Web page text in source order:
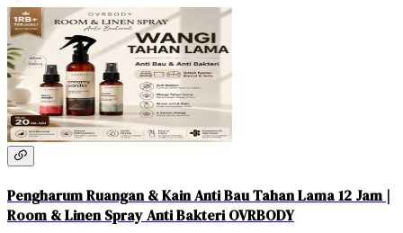
Pengharum Ruangan & Kain Anti Bau Tahan Lama 12 Jam |
Room & Linen Spray Anti Bakteri OVRBODY